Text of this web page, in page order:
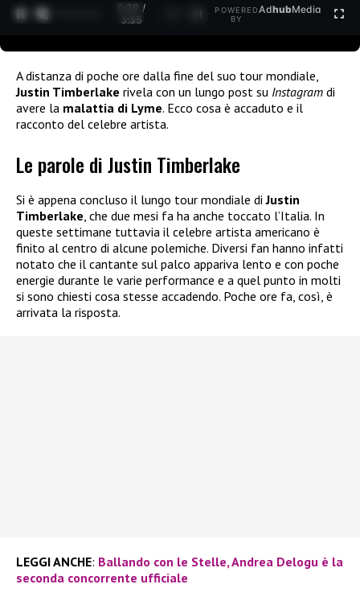
0:30 /
3:35
POWERED
BY
AdhubMedia
A distanza di poche ore dalla fine del suo tour mondiale,
Justin Timberlake rivela con un lungo post su Instagram di
avere la malattia di Lyme. Ecco cosa è accaduto e il
racconto del celebre artista.
Le parole di Justin Timberlake
Si è appena concluso il lungo tour mondiale diJustin
Timberlake, che due mesi fa ha anche toccato l’Italia. In
queste settimane tuttavia il celebre artista americano è
finito al centro di alcune polemiche. Diversi fan hanno infatti
notato che il cantante sul palco appariva lento e con poche
energie durante le varie performance e a quel punto in molti
si sono chiesti cosa stesse accadendo. Poche ore fa, così, è
arrivata la risposta.
LEGGI ANCHE: Ballando con le Stelle, Andrea Delogu è la
seconda concorrente ufficiale